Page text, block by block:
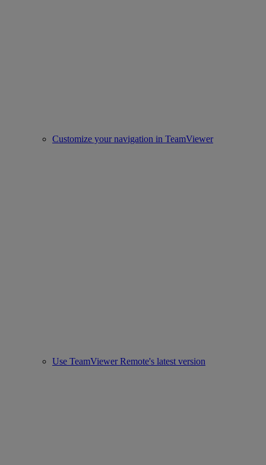
Customize your navigation in TeamViewer
Use TeamViewer Remote's latest version